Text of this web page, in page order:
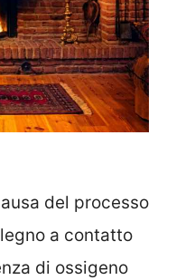
del processo
a contatto
di ossigeno